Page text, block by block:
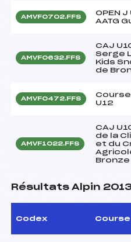
AMVF0702.FFS
OPEN J
AATG
AMVF0632.FFS
CAJ
Serge
Kids
de
AMVF0472.FFS
Course
U12
AMVF1022.FFS
CAJ
de la
et du
Bronze
Résultats Alpin
Codex Course